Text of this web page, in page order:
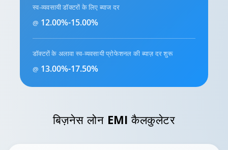
स्व-व्यवसायी डॉक्टरों के लिए ब्याज दर
@ 12.00%-15.00%
डॉक्टरों के अलावा स्व-व्यवसायी प्रोफेशनल की ब्याज़ दर शुरू
@ 13.00%-17.50%
बिज़नेस लोन EMI कैलकुलेटर